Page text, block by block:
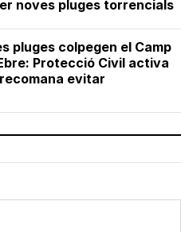
noves pluges torrencials
pluges colpegen el Camp
Protecció Civil activa
evitar